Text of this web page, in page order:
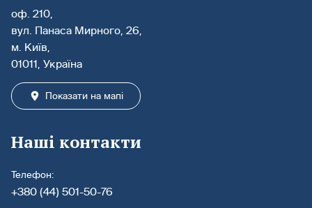
оф. 210,
вул. Панаса Мирного, 26,
м. Київ,
01011, Україна
Показати на мапі
Наші контакти
Телефон:
+380 (44) 501-50-76